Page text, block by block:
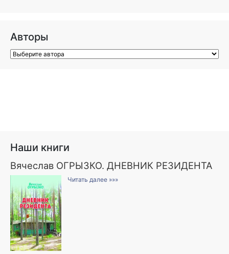
Авторы
Наши книги
Вячеслав ОГРЫЗКО. ДНЕВНИК РЕЗИДЕНТА
Читать далее »»»